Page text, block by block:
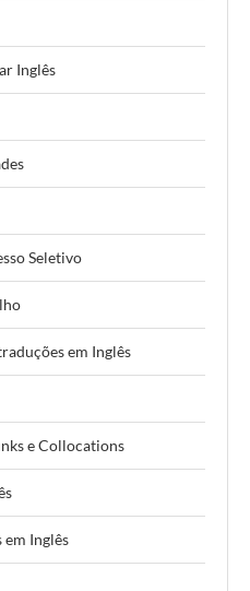
Inglês
Seletivo
em Inglês
e Collocations
em Inglês